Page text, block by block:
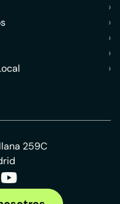
›
›
›
›
›
259C